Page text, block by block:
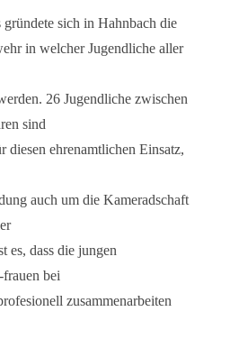
gründete sich in Hahnbach die
in welcher Jugendliche aller
26 Jugendliche zwischen
sind
diesen ehrenamtlichen Einsatz,
auch um die Kameradschaft
es, dass die jungen
bei
zusammenarbeiten